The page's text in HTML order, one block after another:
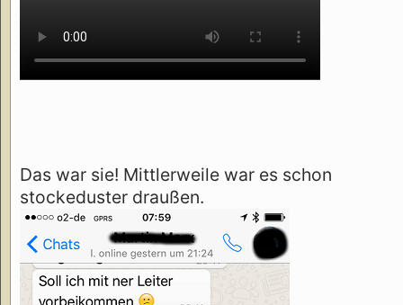
Das war sie! Mittlerweile war es schon
stockeduster draußen.